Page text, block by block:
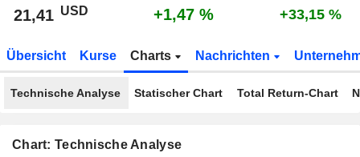
21,41 USD +1,47 % +33,15 %
Übersicht Kurse Charts Nachrichten
Technische Analyse Statischer Chart Total Return-Chart
Chart: Technische Analyse